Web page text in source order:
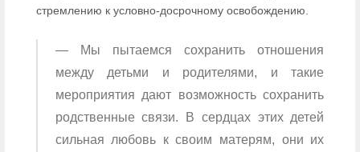
стремлению к условно-досрочному освобождению.
— Мы пытаемся сохранить отношения
между детьми и родителями, и такие
мероприятия дают возможность сохранить
родственные связи. В сердцах этих детей
сильная любовь к своим матерям, они их